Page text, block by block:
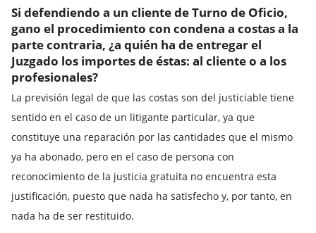
Si defendiendo a un cliente de Turno de Oficio,
gano el procedimiento con condena a costas a la
parte contraria, ¿a quién ha de entregar el
Juzgado los importes de éstas: al cliente o a los
profesionales?
La previsión legal de que las costas son del justiciable tiene
sentido en el caso de un litigante particular, ya que
constituye una reparación por las cantidades que el mismo
ya ha abonado, pero en el caso de persona con
reconocimiento de la justicia gratuita no encuentra esta
justificación, puesto que nada ha satisfecho y, por tanto, en
nada ha de ser restituido.